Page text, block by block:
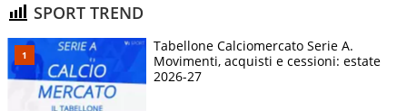
SPORT TREND
Tabellone Calciomercato Serie A.
Movimenti, acquisti e cessioni: estate
2026-27